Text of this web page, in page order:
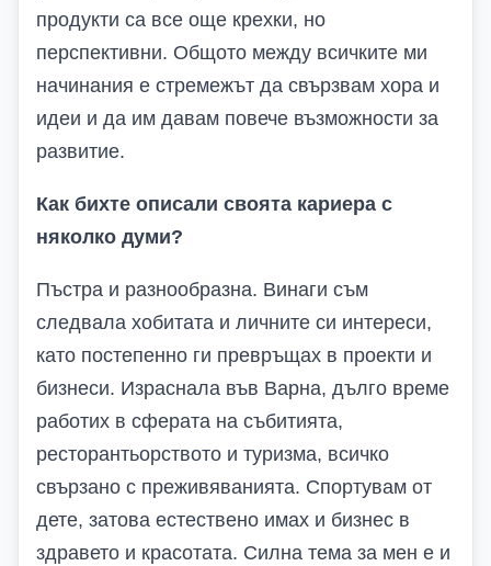
продукти са все още крехки, но
перспективни. Общото между всичките ми
начинания е стремежът да свързвам хора и
идеи и да им давам повече възможности за
развитие.
Как бихте описали своята кариера с
няколко думи?
Пъстра и разнообразна. Винаги съм
следвала хобитата и личните си интереси,
като постепенно ги превръщах в проекти и
бизнеси. Израснала във Варна, дълго време
работих в сферата на събитията,
ресторантьорството и туризма, всичко
свързано с преживяванията. Спортувам от
дете, затова естествено имах и бизнес в
здравето и красотата. Силна тема за мен е и